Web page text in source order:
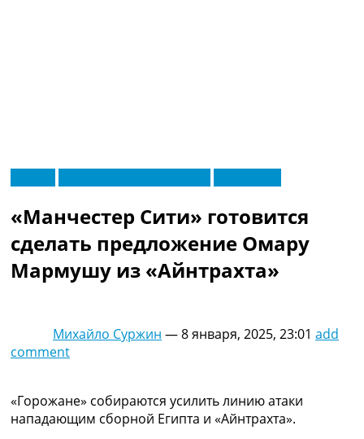
МенюНовости футбола
Видео
Трансферы
Новости футбола Украины
Логин
Рейтинги
Турниры
Чемпионат Мира
«Манчестер Сити» готовится
сделать предложение Омару
Мармушу из «Айнтрахта»
Михайло Суржин —8 января, 2025, 23:01 add
comment
«Горожане» собираются усилить линию атаки
нападающим сборной Египта и «Айнтрахта».